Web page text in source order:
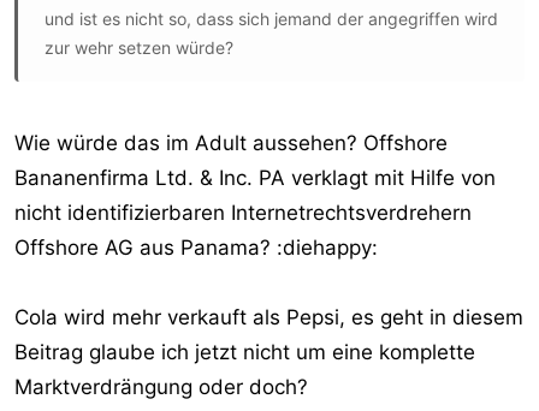
und ist es nicht so, dass sich jemand der angegriffen wird
zur wehr setzen würde?
Wie würde das im Adult aussehen? Offshore
Bananenfirma Ltd. & Inc. PA verklagt mit Hilfe von
nicht identifizierbaren Internetrechtsverdrehern
Offshore AG aus Panama? :diehappy:
Cola wird mehr verkauft als Pepsi, es geht in diesem
Beitrag glaube ich jetzt nicht um eine komplette
Marktverdrängung oder doch?